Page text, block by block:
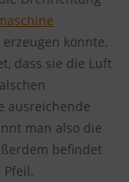
könnte.
dass sie die Luft
ausreichende
man also die
befindet